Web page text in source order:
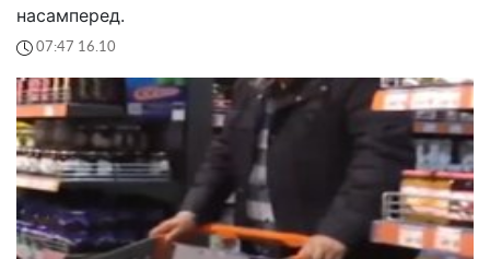
насамперед.
07:47 16.10